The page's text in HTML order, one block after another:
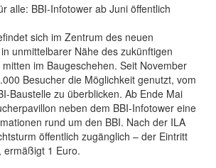
alle: BBI-Infotower ab Juni öffentlich
sich im Zentrum des neuen
unmittelbarer Nähe des zukünftigen
im Baugeschehen. Seit November
Besucher die Möglichkeit genutzt, vom
Baustelle zu überblicken. Ab Ende Mai
neben dem BBI-Infotower eine
rund um den BBI. Nach der ILA
öffentlich zugänglich – der Eintritt
ermäßigt 1 Euro.